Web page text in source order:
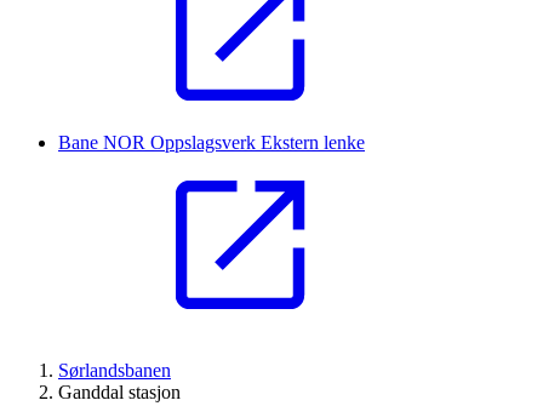
Bane NOR Oppslagsverk Ekstern lenke
Sørlandsbanen
Ganddal stasjon